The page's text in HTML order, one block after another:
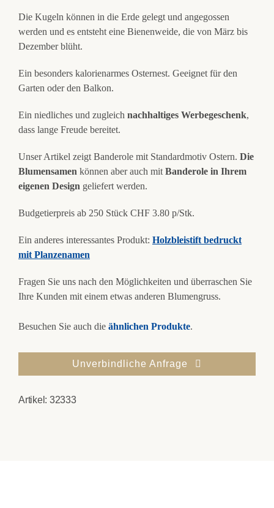
Die Kugeln können in die Erde gelegt und angegossen
werden und es entsteht eine Bienenweide, die von März bis
Dezember blüht.
Ein besonders kalorienarmes Osternest. Geeignet für den
Garten oder den Balkon.
Ein niedliches und zugleich nachhaltiges Werbegeschenk,
dass lange Freude bereitet.
Unser Artikel zeigt Banderole mit Standardmotiv Ostern. Die
Blumensamen können aber auch mit Banderole in Ihrem
eigenen Design geliefert werden.
Budgetierpreis ab 250 Stück CHF 3.80 p/Stk.
Ein anderes interessantes Produkt: Holzbleistift bedruckt
mit Planzenamen
Fragen Sie uns nach den Möglichkeiten und überraschen Sie
Ihre Kunden mit einem etwas anderen Blumengruss.
Besuchen Sie auch die ähnlichen Produkte.
Unverbindliche Anfrage
Artikel: 32333